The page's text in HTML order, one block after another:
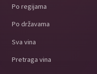
Po regijama
Po državama
Sva vina
Pretraga vina